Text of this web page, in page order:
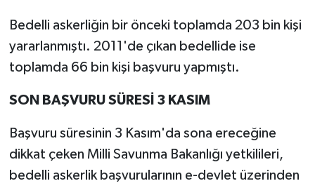
Bedelli askerliğin bir önceki toplamda 203 bin kişi
yararlanmıştı. 2011'de çıkan bedellide ise
toplamda 66 bin kişi başvuru yapmıştı.
SON BAŞVURU SÜRESİ 3 KASIM
Başvuru süresinin 3 Kasım'da sona ereceğine
dikkat çeken Milli Savunma Bakanlığı yetkilileri,
bedelli askerlik başvurularının e-devlet üzerinden